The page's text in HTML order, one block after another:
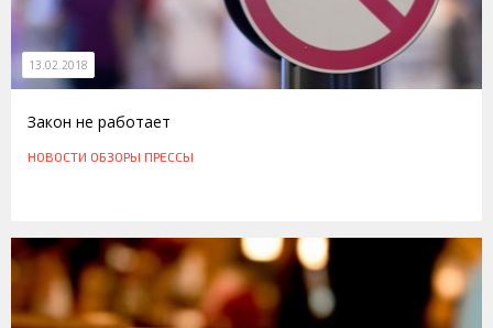
13.02.2018
Закон не работает
НОВОСТИ ОБЗОРЫ ПРЕССЫ